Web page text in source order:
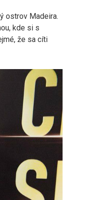
ostrov Madeira.
kde si s
že sa cíti